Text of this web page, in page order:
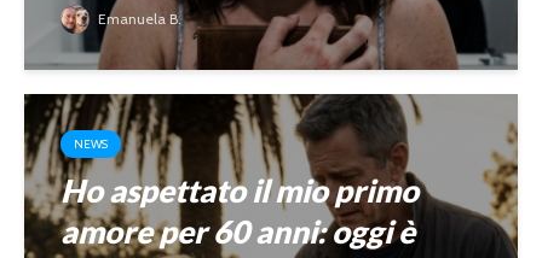
Emanuela B.
NEWS
Ho aspettato il mio primo
amore per 60 anni: oggi è